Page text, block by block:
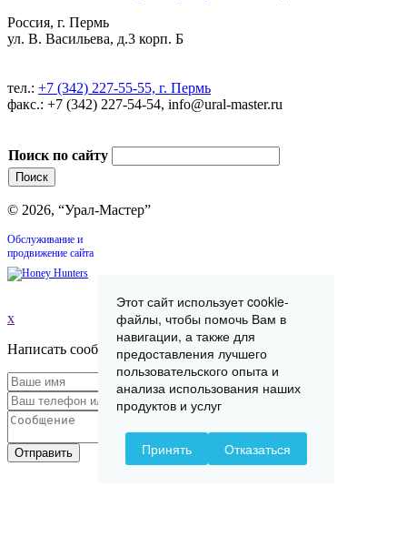
Россия, г. Пермь
ул. В. Васильева, д.3 корп. Б
тел.: +7 (342) 227-55-55, г. Пермь
факс.: +7 (342) 227-54-54, info@ural-master.ru
Поиск по сайту
© 2026, “Урал-Мастер”
Обслуживание и
продвижение сайта
x
Написать сообщение
Отправить
Этот сайт использует cookie-
файлы, чтобы помочь Вам в
навигации, а также для
предоставления лучшего
пользовательского опыта и
анализа использования наших
продуктов и услуг
Принять Отказаться